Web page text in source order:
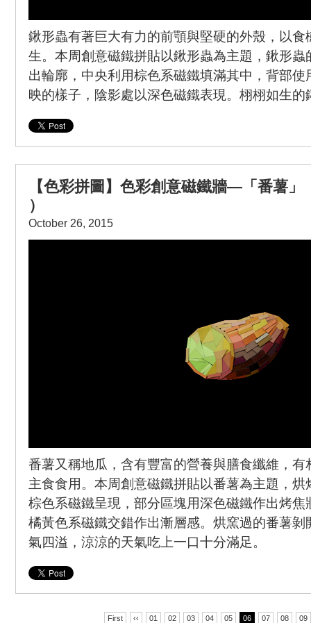
鍬形蟲有著巨大有力的前顎與堅硬的外殼，以食
生。本周創意磁鐵拼貼以鍬形蟲為主題，鍬形蟲
出輪廓，中央利用棕色系磁鐵填滿其中，背部
映的樣子，陰影處以深色磁鐵表現。栩栩如生的
【色彩拼圖】色彩創意磁鐵牆—「番薯」
）
October 26, 2015
番薯又稱地瓜，含有豐富的營養與膳食纖維，有
主食食用。本周創意磁鐵拼貼以番薯為主題，
棕色系磁鐵呈現，部分區塊用深色磁鐵作出烤焦
橘黃色系磁鐵交錯作出漸層感。烘窯過的番薯剝
氣四溢，涼涼的天氣吃上一口十分滿足。
First ‹‹ 01 02 03 04 05 06 07 08 09